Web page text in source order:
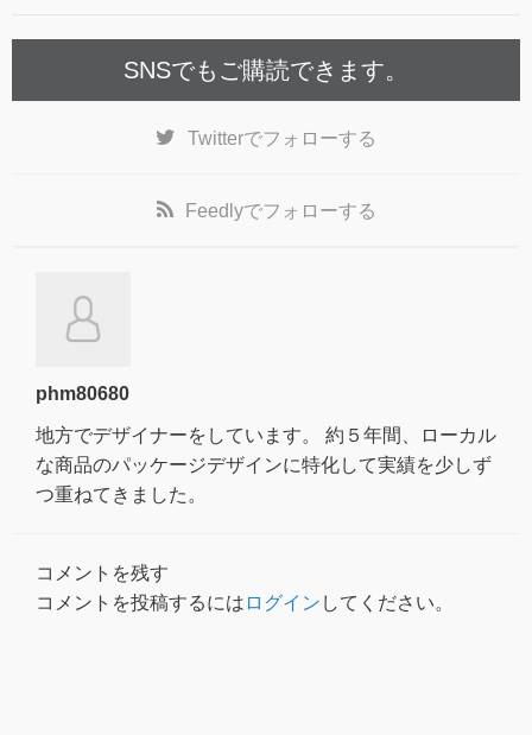
SNSでもご購読できます。
Twitterでフォローする
Feedlyでフォローする
phm80680
地方でデザイナーをしています。 約５年間、ローカル
な商品のパッケージデザインに特化して実績を少しず
つ重ねてきました。
コメントを残す
コメントを投稿するには ログイン してください。